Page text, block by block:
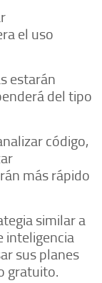
el uso
estarán
del tipo
código,
más rápido
similar a
inteligencia
sus planes
gratuito.